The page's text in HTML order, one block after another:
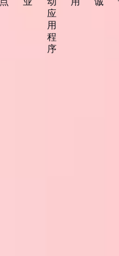
应
用
程
序